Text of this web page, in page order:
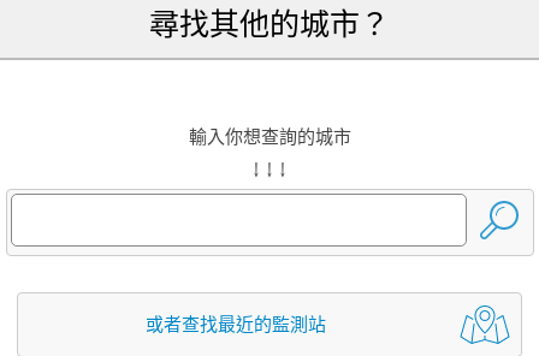
尋找其他的城市？
輸入你想查詢的城市
↓ ↓ ↓
或者查找最近的監測站